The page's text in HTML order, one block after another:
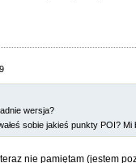
wersja?
sobie jakieś punkty POI?
nie pamiętam (jestem